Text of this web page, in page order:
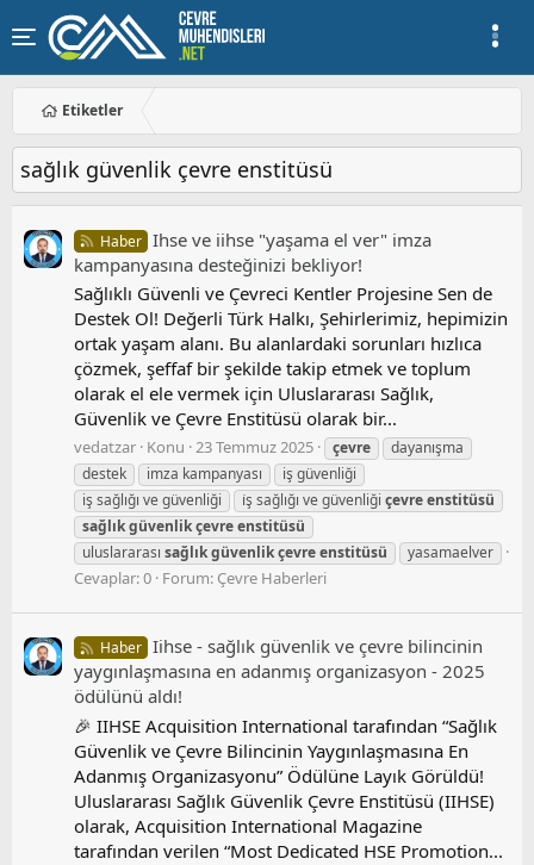
Etiketler
sağlık güvenlik çevre enstitüsü
Haber Ihse ve iihse "yaşama el ver" i̇mza
kampanyasına desteğinizi bekliyor!
Sağlıklı Güvenli ve Çevreci Kentler Projesine Sen de
Destek Ol! Değerli Türk Halkı, Şehirlerimiz, hepimizin
ortak yaşam alanı. Bu alanlardaki sorunları hızlıca
çözmek, şeffaf bir şekilde takip etmek ve toplum
olarak el ele vermek için Uluslararası Sağlık,
Güvenlik ve Çevre Enstitüsü olarak bir...
vedatzar Konu 23 Temmuz 2025 çevre
dayanışma
destek
imza kampanyası
iş güvenliği
iş sağlığı ve güvenliği
i̇ş sağlığı ve güvenliği çevreenstitüsü
sağlıkgüvenlikçevreenstitüsü
uluslararası sağlıkgüvenlikçevreenstitüsü yasamaelver
Cevaplar: 0 Forum: Çevre Haberleri
Haber Iihse - sağlık güvenlik ve çevre bilincinin
yaygınlaşmasına en adanmış organizasyon - 2025
ödülünü aldı!
🎉 IIHSE Acquisition International tarafından “Sağlık
Güvenlik ve Çevre Bilincinin Yaygınlaşmasına En
Adanmış Organizasyonu” Ödülüne Layık Görüldü!
Uluslararası Sağlık Güvenlik Çevre Enstitüsü (IIHSE)
olarak, Acquisition International Magazine
tarafından verilen “Most Dedicated HSE Promotion...